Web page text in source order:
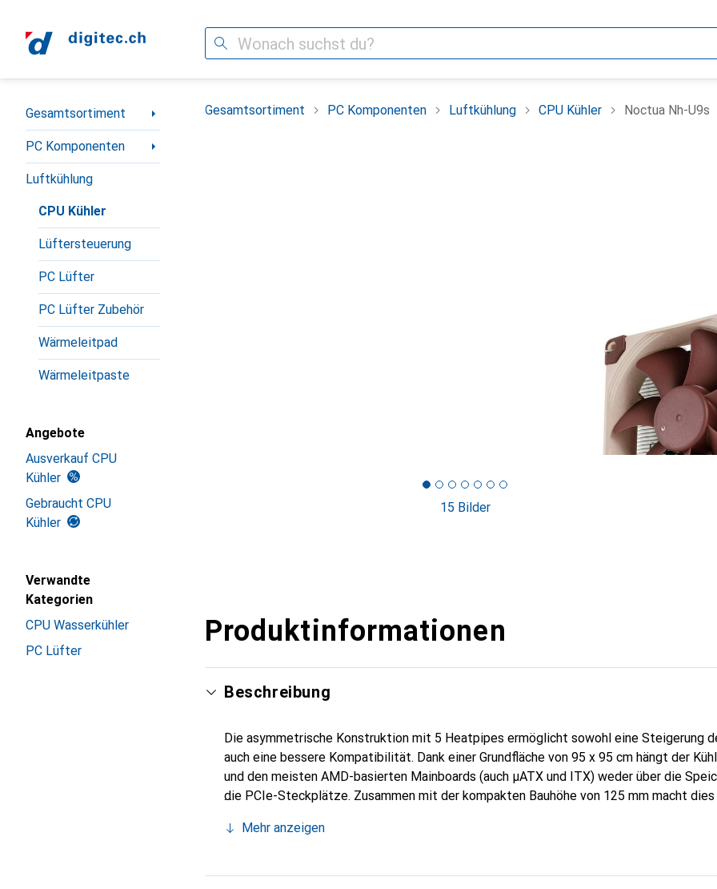
Suche
Navigation nach Kategorien
Gesamtsortiment
PC Komponenten
Luftkühlung
CPU Kühler
Lüftersteuerung
PC Lüfter
PC Lüfter Zubehör
Wärmeleitpad
Wärmeleitpaste
Angebote
Ausverkauf CPU
Kühler
Gebraucht CPU
Kühler
Verwandte
Kategorien
CPU Wasserkühler
PC Lüfter
Gesamtsortiment PC Komponenten Luftkühlung CPU Kühler Noctua Nh-U9s
15 Bilder
Produktinformationen
Beschreibung
Die asymmetrische Konstruktion mit 5 Heatpipes ermöglicht sowohl eine Steigerung
auch eine bessere Kompatibilität. Dank einer Grundfläche von 95 x 95 cm hängt der
und den meisten AMD-basierten Mainboards (auch µATX und ITX) weder über die
die PCIe-Steckplätze. Zusammen mit der kompakten Bauhöhe von 125 mm macht
Laufruhe sorgt der mitgelieferte NF-A9 Premium-Lüfter, dessen Geschwindigkeit
Doppellüfterbetrieb weiter verbessert werden.
Mehr anzeigen